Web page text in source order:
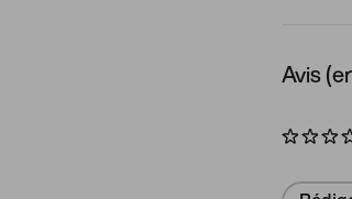
Avis